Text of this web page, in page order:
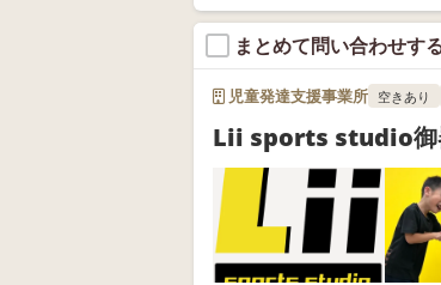
◎スタジオ体験随時実施中
お電話またはWEB問い合わ
まとめて問い合わせす
児童発達支援事業所 空きあり
Lii sports studio御